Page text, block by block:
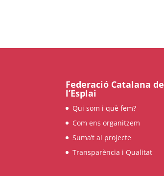
Federació Catalana de
l’Esplai
Qui som i què fem?
Com ens organitzem
Suma’t al projecte
Transparència i Qualitat